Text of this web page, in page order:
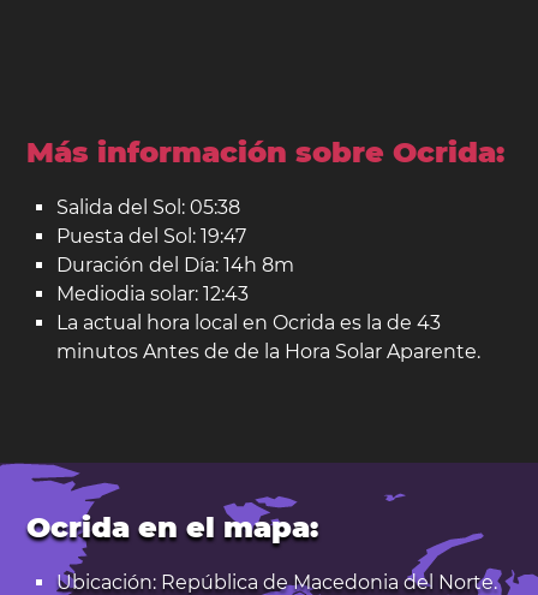
Más información sobre Ocrida:
Salida del Sol: 05:38
Puesta del Sol: 19:47
Duración del Día: 14h 8m
Mediodia solar: 12:43
La actual hora local en Ocrida es la de 43
minutos Antes de de la Hora Solar Aparente.
Ocrida en el mapa:
Ubicación: República de Macedonia del Norte.